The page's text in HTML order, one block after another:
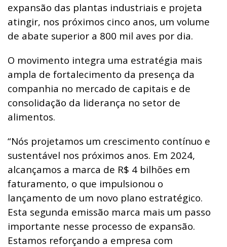
expansão das plantas industriais e projeta
atingir, nos próximos cinco anos, um volume
de abate superior a 800 mil aves por dia.
O movimento integra uma estratégia mais
ampla de fortalecimento da presença da
companhia no mercado de capitais e de
consolidação da liderança no setor de
alimentos.
“Nós projetamos um crescimento contínuo e
sustentável nos próximos anos. Em 2024,
alcançamos a marca de R$ 4 bilhões em
faturamento, o que impulsionou o
lançamento de um novo plano estratégico.
Esta segunda emissão marca mais um passo
importante nesse processo de expansão.
Estamos reforçando a empresa com